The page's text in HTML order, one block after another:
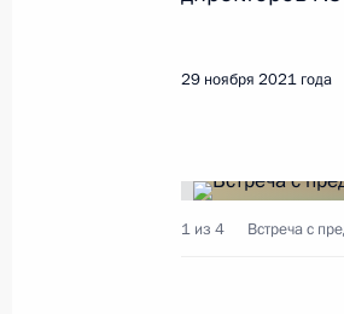
29 ноября 2021 года
1 из 4 Встреча с